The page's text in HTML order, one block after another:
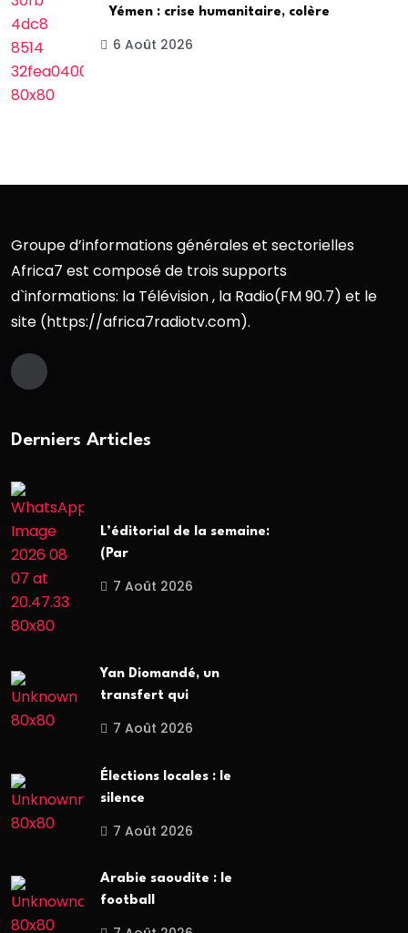
Yémen : crise humanitaire, colère
6 Août 2026
Groupe d’informations générales et sectorielles
Africa7 est composé de trois supports
d`informations: la Télévision , la Radio(FM 90.7) et le
site (https://africa7radiotv.com).
Derniers Articles
L’éditorial de la semaine:
(Par
7 Août 2026
Yan Diomandé, un
transfert qui
7 Août 2026
Élections locales : le
silence
7 Août 2026
Arabie saoudite : le
football